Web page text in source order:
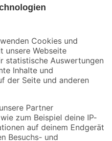
Aktionen mehr verpassen!
Versandarten